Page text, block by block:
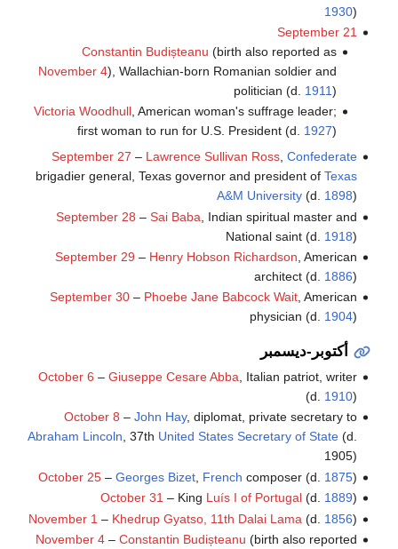
1930)
September 21
Constantin Budișteanu (birth also reported as
November 4), Wallachian-born Romanian soldier and
politician (d. 1911)
Victoria Woodhull, American woman's suffrage leader;
first woman to run for U.S. President (d. 1927)
September 27 – Lawrence Sullivan Ross, Confederate
brigadier general, Texas governor and president of Texas
A&M University(d. 1898)
September 28 – Sai Baba , Indian spiritual master and
National saint (d. 1918)
September 29 – Henry Hobson Richardson , American
architect (d. 1886)
September 30– Phoebe Jane Babcock Wait, American
physician (d. 1904)
أكتوبر-ديسمبر
October 6 – Giuseppe Cesare Abba , Italian patriot, writer
(d. 1910)
October 8 – John Hay, diplomat, private secretary to
Abraham Lincoln, 37th United States Secretary of State(d.
1905)
October 25– Georges Bizet, French composer (d. 1875)
October 31 – King Luís I of Portugal(d. 1889)
November 1 – Khedrup Gyatso, 11th Dalai Lama (d. 1856)
November 4– Constantin Budișteanu (birth also reported